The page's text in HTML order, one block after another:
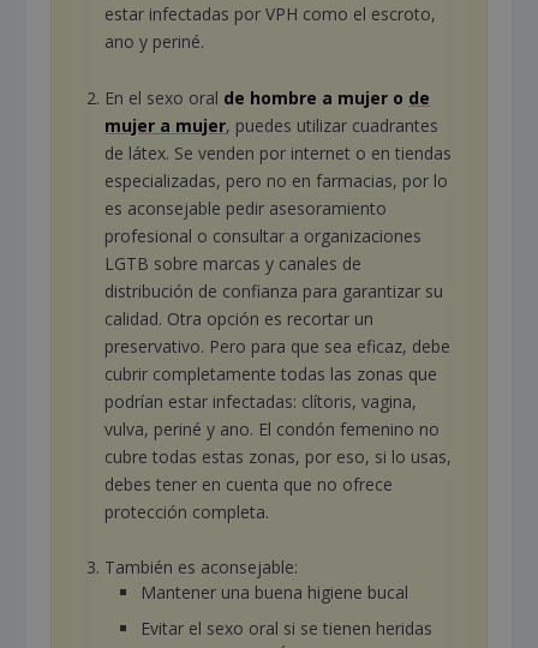
estar infectadas por VPH como el escroto,
ano y periné.
En el sexo oral de hombre a mujer o de
mujer a mujer, puedes utilizar cuadrantes
de látex. Se venden por internet o en tiendas
especializadas, pero no en farmacias, por lo
es aconsejable pedir asesoramiento
profesional o consultar a organizaciones
LGTB sobre marcas y canales de
distribución de confianza para garantizar su
calidad. Otra opción es recortar un
preservativo. Pero para que sea eficaz, debe
cubrir completamente todas las zonas que
podrían estar infectadas: clítoris, vagina,
vulva, periné y ano. El condón femenino no
cubre todas estas zonas, por eso, si lo usas,
debes tener en cuenta que no ofrece
protección completa.
También es aconsejable:
Mantener una buena higiene bucal
Evitar el sexo oral si se tienen heridas